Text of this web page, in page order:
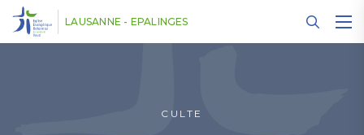
LAUSANNE - EPALINGES
CULTE
Panneau de gestion des cookies